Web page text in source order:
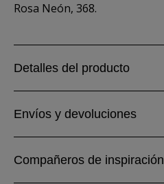
Rosa Neón, 368.
Detalles del producto
Envíos y devoluciones
Compañeros de inspiración